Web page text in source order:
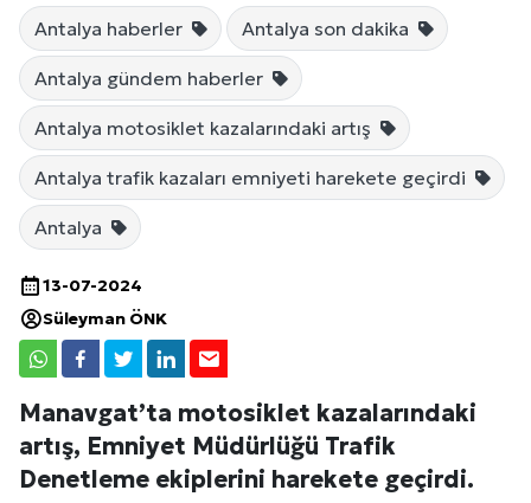
Antalya haberler Antalya son dakika
Antalya gündem haberler
Antalya motosiklet kazalarındaki artış
Antalya trafik kazaları emniyeti harekete geçirdi
Antalya
13-07-2024
Süleyman ÖNK
Manavgat’ta motosiklet kazalarındaki
artış, Emniyet Müdürlüğü Trafik
Denetleme ekiplerini harekete geçirdi.